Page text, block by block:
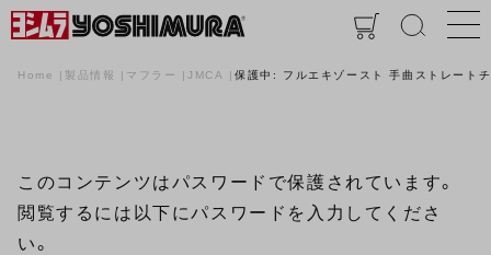
Home 製品情報 マフラー JMCA 保護中: フルエキゾースト 手曲ストレート
このコンテンツはパスワードで保護されています。
閲覧するには以下にパスワードを入力してくださ
い。